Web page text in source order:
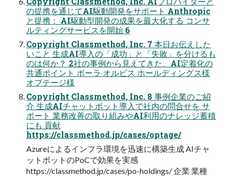
の提携を通じてAI駆動開発をサポート Anthropic
と提携： AI駆動型開発の成果を最⼤化する コンサ
ルティングサービスを開始 6
Copyright Classmethod, Inc. 7 本⽇お伝えした
いこと ⽣成AI導⼊の「成功」と「失敗」を分けるも
のは何か？ 2社の事例から⾒えてきた、AI定着化の
共通ポイント ポーラ‧オルビス ホールディングス様
オプテージ様
Copyright Classmethod, Inc. 8 事例企業のご紹
介 ⽣成AIチャットボット導⼊で社内の問合せを サ
ポート 業務改善の取り組みやAI利⽤のナレッジ蓄積
にも 貢献
https://classmethod.jp/cases/optage/
Azureによるインフラ環境を迅速に構築⽣成 AIチャ
ットボットのPoCで効果を実感
https://classmethod.jp/cases/po-holdings/ 企業 業種